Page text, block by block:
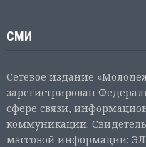
СМИ
Сетевое издание
зарегистрирован
сфере связи,
коммуникаций.
массовой информации: